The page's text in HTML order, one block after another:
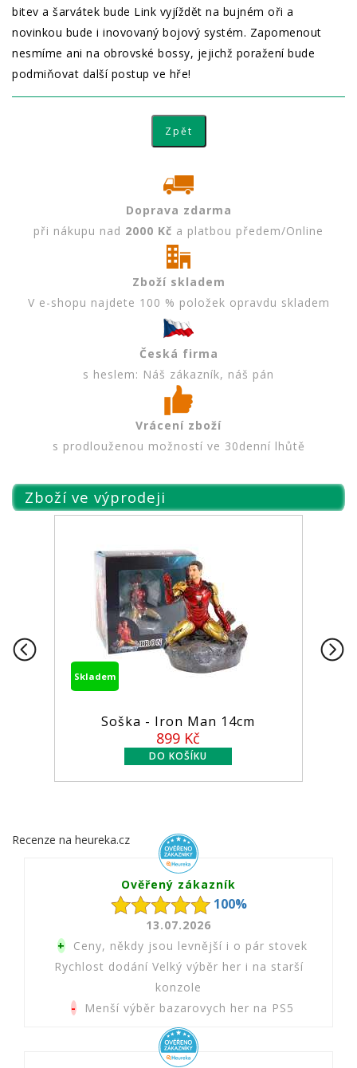
bitev a šarvátek bude Link vyjíždět na bujném oři a
novinkou bude i inovovaný bojový systém. Zapomenout
nesmíme ani na obrovské bossy, jejichž poražení bude
podmiňovat další postup ve hře!
Doprava zdarma
při nákupu nad 2000 Kč a platbou předem/Online
Zboží skladem
V e-shopu najdete 100 % položek opravdu skladem
Česká firma
s heslem: Náš zákazník, náš pán
Vrácení zboží
s prodlouženou možností ve 30denní lhůtě
Zboží ve výprodeji
Skladem
Soška - Iron Man 14cm
899 Kč
Recenze na heureka.cz
Ověřený zákazník
100%
13.07.2026
+ Ceny, někdy jsou levnější i o pár stovek
Rychlost dodání Velký výběr her i na starší
konzole
- Menší výběr bazarovych her na PS5